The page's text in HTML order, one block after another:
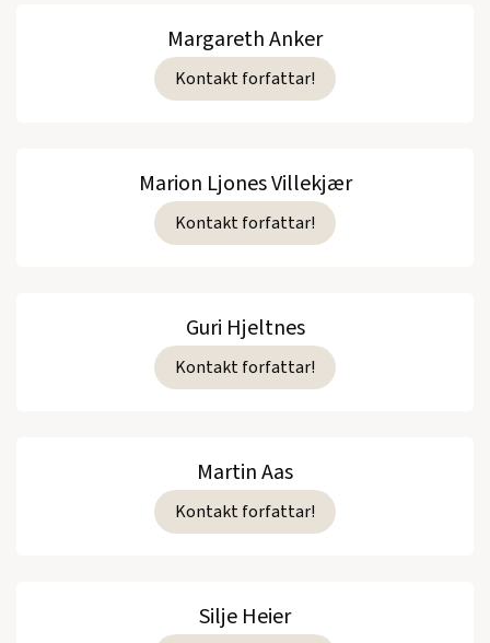
Margareth Anker
Kontakt forfattar!
Marion Ljones Villekjær
Kontakt forfattar!
Guri Hjeltnes
Kontakt forfattar!
Martin Aas
Kontakt forfattar!
Silje Heier